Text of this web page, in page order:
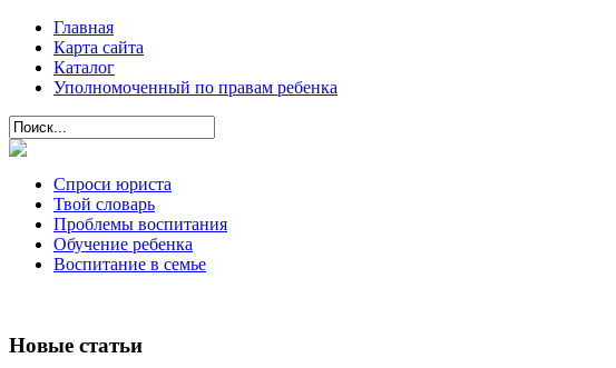
Главная
Карта сайта
Каталог
Уполномоченный по правам ребенка
Спроси юриста
Твой словарь
Проблемы воспитания
Обучение ребенка
Воспитание в семье
Новые статьи